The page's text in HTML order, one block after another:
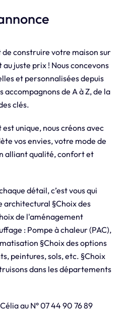
de construire votre maison sur
juste prix ! Nous concevons
et personnalisées depuis
accompagnons de A à Z, de la
clés.
unique, nous créons avec
vos envies, votre mode de
alliant qualité, confort et
détail, c’est vous qui
architectural §Choix des
de l'aménagement
: Pompe à chaleur (PAC),
§Choix des options
peintures, sols, etc. §Choix
dans les départements
au N° 07 44 90 76 89